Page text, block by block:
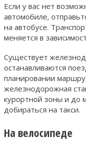
Если у вас нет
автомобиле,
на автобусе.
меняется в
Существует
останавливаются
планировании
железнодорожная
курортной зоны и до
добираться на такси.
На велосипеде